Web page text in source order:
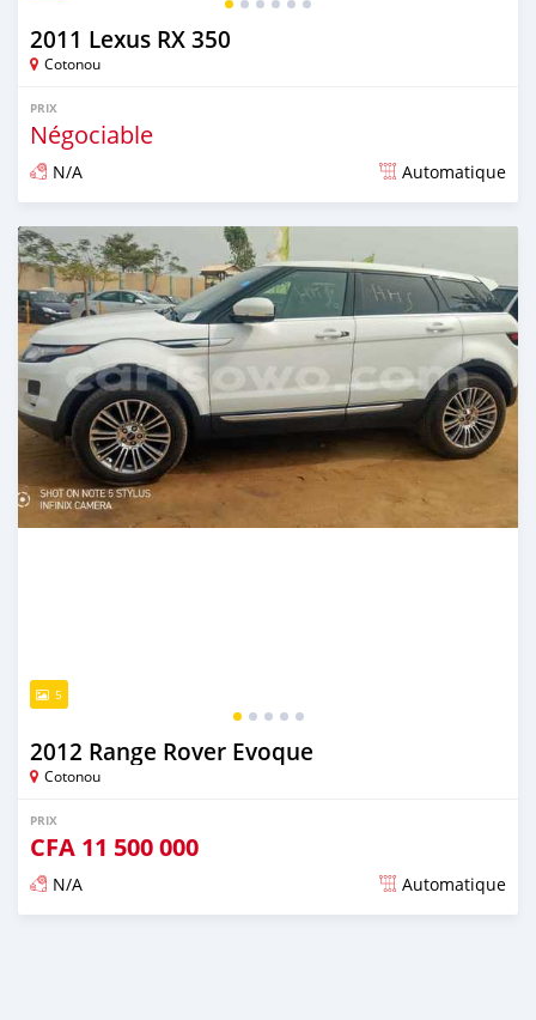
2011 Lexus RX 350
Cotonou
PRIX
Négociable
N/A Automatique
Publié il y a presque 3 ans
5
2012 Range Rover Evoque
Cotonou
PRIX
CFA 11 500 000
N/A Automatique